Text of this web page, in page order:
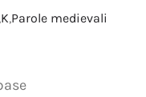
,K,Parole medievali